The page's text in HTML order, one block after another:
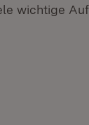
wichtige